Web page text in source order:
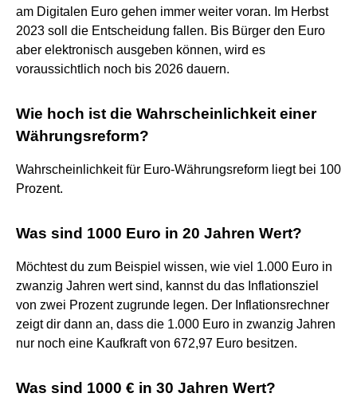
am Digitalen Euro gehen immer weiter voran. Im Herbst
2023 soll die Entscheidung fallen. Bis Bürger den Euro
aber elektronisch ausgeben können, wird es
voraussichtlich noch bis 2026 dauern.
Wie hoch ist die Wahrscheinlichkeit einer
Währungsreform?
Wahrscheinlichkeit für Euro-Währungsreform liegt bei 100
Prozent.
Was sind 1000 Euro in 20 Jahren Wert?
Möchtest du zum Beispiel wissen, wie viel 1.000 Euro in
zwanzig Jahren wert sind, kannst du das Inflationsziel
von zwei Prozent zugrunde legen. Der Inflationsrechner
zeigt dir dann an, dass die 1.000 Euro in zwanzig Jahren
nur noch eine Kaufkraft von 672,97 Euro besitzen.
Was sind 1000 € in 30 Jahren Wert?